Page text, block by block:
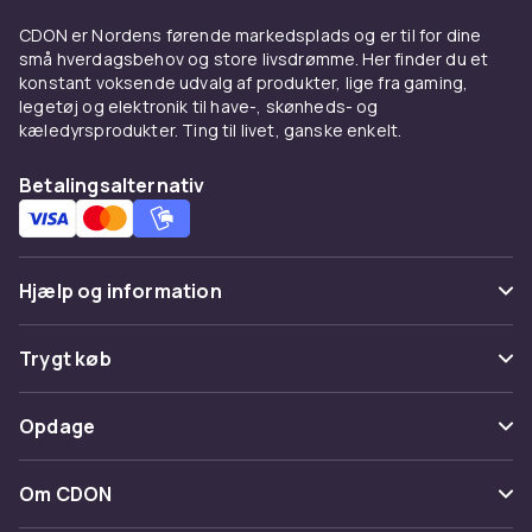
Miljøcertificerede poser lavet af biologisk
nedbrydeligt materiale er et godt valg til
madaffald og kompostérbare rester. De
nedbrydes hurtigt og belaster ikke miljøet.
Vælg den rette tykkelse og
materiale
Tyndere poser er fine til papir og let affald. Til
fugtigt køkkenaffald vælger du en tykkere
snørelukning til nem forsegling og løft.
CDON er Nordens førende markedsplads og er til for dine
små hverdagsbehov og store livsdrømme. Her finder du et
konstant voksende udvalg af produkter, lige fra gaming,
legetøj og elektronik til have-, skønheds- og
kæledyrsprodukter. Ting til livet, ganske enkelt.
Betalingsalternativ
Hjælp og information
Ofte stillede spørgsmål
Spor pakke
Fortryd & returner her
Kontakt os
Trygt køb
Betaling
Levering
Opdage
Kategorier
Om CDON